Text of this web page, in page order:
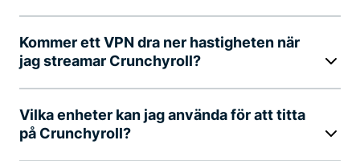
Kommer ett VPN dra ner hastigheten när
jag streamar Crunchyroll?
Vilka enheter kan jag använda för att titta
på Crunchyroll?